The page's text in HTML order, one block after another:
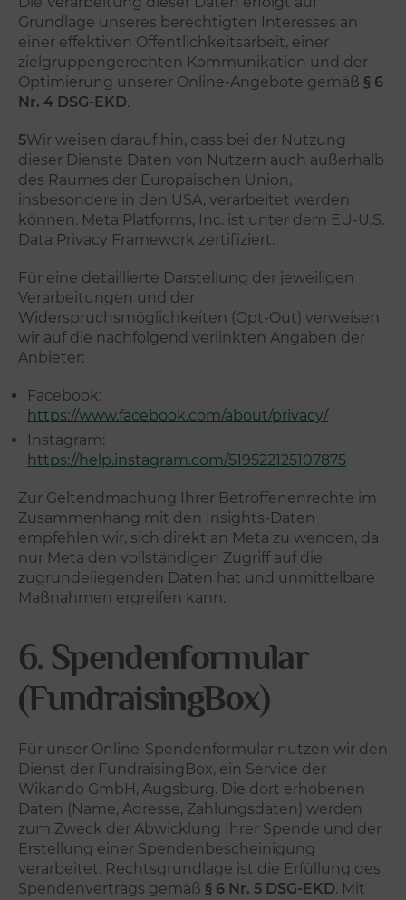
Grundlage unseres berechtigten Interesses an
einer effektiven Öffentlichkeitsarbeit, einer
zielgruppengerechten Kommunikation und der
Optimierung unserer Online-Angebote gemäß § 6
Nr. 4 DSG-EKD.
5Wir weisen darauf hin, dass bei der Nutzung
dieser Dienste Daten von Nutzern auch außerhalb
des Raumes der Europäischen Union,
insbesondere in den USA, verarbeitet werden
können. Meta Platforms, Inc. ist unter dem EU-U.S.
Data Privacy Framework zertifiziert.
Für eine detaillierte Darstellung der jeweiligen
Verarbeitungen und der
Widerspruchsmöglichkeiten (Opt-Out) verweisen
wir auf die nachfolgend verlinkten Angaben der
Anbieter:
Facebook:
https://www.facebook.com/about/privacy/
Instagram:
https://help.instagram.com/519522125107875
Zur Geltendmachung Ihrer Betroffenenrechte im
Zusammenhang mit den Insights-Daten
empfehlen wir, sich direkt an Meta zu wenden, da
nur Meta den vollständigen Zugriff auf die
zugrundeliegenden Daten hat und unmittelbare
Maßnahmen ergreifen kann.
6. Spendenformular
(FundraisingBox)
Für unser Online-Spendenformular nutzen wir den
Dienst der FundraisingBox, ein Service der
Wikando GmbH, Augsburg. Die dort erhobenen
Daten (Name, Adresse, Zahlungsdaten) werden
zum Zweck der Abwicklung Ihrer Spende und der
Erstellung einer Spendenbescheinigung
verarbeitet. Rechtsgrundlage ist die Erfüllung des
Spendenvertrags gemäß § 6 Nr. 5 DSG-EKD. Mit